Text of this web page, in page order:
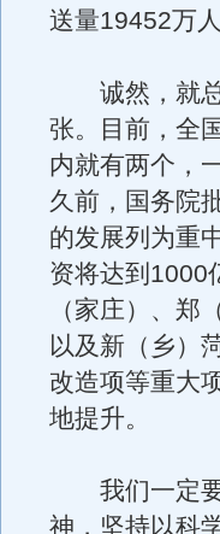
送量19452万
诚然，就总
张。目前，全
内就有两个，
久前，国务院
的发展列为重
资将达到1000
（家庄）、郑
以及新（乡）
改造项等重大
地提升。
我们一定要
神，坚持以科